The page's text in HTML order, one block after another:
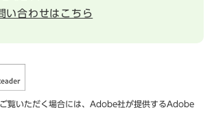
い合わせはこちら
覧いただく場合には、Adobe社が提供するAdobe